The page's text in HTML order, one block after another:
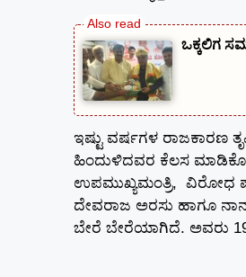
ಒಕ್ಕಲಿಗ
ಇಷ್ಟು ವರ್ಷಗಳ ರಾಜಕಾರಣ
ಹಿಂದುಳಿದವರ ಕೆಲಸ
ಉಪಮುಖ್ಯಮಂತ್ರಿ, ವಿರೋಧ
ದೇವರಾಜ ಅರಸು ಹಾಗೂ
ಬೇರೆ ಬೇರೆಯಾಗಿದೆ. ಅವರು